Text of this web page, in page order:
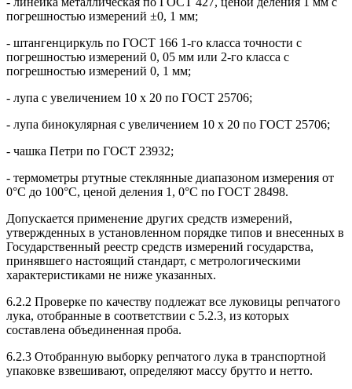
погрешностью измерений ±0, 1 мм;
- штангенциркуль по ГОСТ 166 1-го класса точности с
погрешностью измерений 0, 05 мм или 2-го класса с
погрешностью измерений 0, 1 мм;
- лупа с увеличением 10 х 20 по ГОСТ 25706;
- лупа бинокулярная с увеличением 10 х 20 по ГОСТ 25706;
- чашка Петри по ГОСТ 23932;
- термометры ртутные стеклянные диапазоном измерения от
0°С до 100°С, ценой деления 1, 0°С по ГОСТ 28498.
Допускается применение других средств измерений,
утвержденных в установленном порядке типов и внесенных в
Государственный реестр средств измерений государства,
принявшего настоящий стандарт, с метрологическими
характеристиками не ниже указанных.
6.2.2 Проверке по качеству подлежат все луковицы репчатого
лука, отобранные в соответствии с 5.2.3, из которых
составлена объединенная проба.
6.2.3 Отобранную выборку репчатого лука в транспортной
упаковке взвешивают, определяют массу брутто и нетто.